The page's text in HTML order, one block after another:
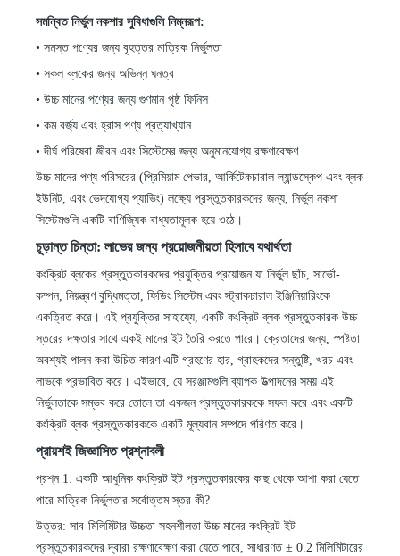
সমন্বিত নির্ভুল নকশার সুবিধাগুলি নিম্নরূপ:
• সমস্ত পণ্যের জন্য বৃহত্তর মাত্রিক নির্ভুলতা
• সকল ব্লকের জন্য অভিন্ন ঘনত্ব
• উচ্চ মানের পণ্যের জন্য গুণমান পৃষ্ঠ ফিনিস
• কম বর্জ্য এবং হ্রাস পণ্য প্রত্যাখ্যান
•দীর্ঘ পরিষেবা জীবন এবং সিস্টেমের জন্য অনুমানযোগ্য রক্ষণাবেক্ষণ
উচ্চ মানের পণ্য পরিসরের (প্রিমিয়াম পেভার, আর্কিটেকচারাল ল্যান্ডস্কেপ এবং ব্লক
ইউনিট, এবং ভেদযোগ্য প্যাভিং) লক্ষ্যে প্রস্তুতকারকদের জন্য, নির্ভুল নকশা
সিস্টেমগুলি একটি বাণিজ্যিক বাধ্যতামূলক হয়ে ওঠে।
চূড়ান্ত চিন্তা: লাভের জন্য প্রয়োজনীয়তা হিসাবে যথার্থতা
কংক্রিট ব্লকের প্রস্তুতকারকদের প্রযুক্তির প্রয়োজন যা নির্ভুল ছাঁচ, সার্ভো-
কম্পন, নিয়ন্ত্রণ বুদ্ধিমত্তা, ফিডিং সিস্টেম এবং স্ট্রাকচারাল ইঞ্জিনিয়ারিংকে
একত্রিত করে। এই প্রযুক্তির সাহায্যে, একটি কংক্রিট ব্লক প্রস্তুতকারক উচ্চ
স্তরের দক্ষতার সাথে একই মানের ইট তৈরি করতে পারে। ক্রেতাদের জন্য, স্পষ্টতা
অবশ্যই পালন করা উচিত কারণ এটি গ্রহণের হার, গ্রাহকদের সন্তুষ্টি, খরচ এবং
লাভকে প্রভাবিত করে। এইভাবে, যে সরঞ্জামগুলি ব্যাপক উত্পাদনের সময় এই
নির্ভুলতাকে সম্ভব করে তোলে তা একজন প্রস্তুতকারককে সফল করে এবং একটি
কংক্রিট ব্লক প্রস্তুতকারককে একটি মূল্যবান সম্পদে পরিণত করে।
প্রায়শই জিজ্ঞাসিত প্রশ্নাবলী
প্রশ্ন 1: একটি আধুনিক কংক্রিট ইট প্রস্তুতকারকের কাছ থেকে আশা করা যেতে
পারে মাত্রিক নির্ভুলতার সর্বোত্তম স্তর কী?
উত্তর: সাব-মিলিমিটার উচ্চতা সহনশীলতা উচ্চ মানের কংক্রিট ইট
প্রস্তুতকারকদের দ্বারা রক্ষণাবেক্ষণ করা যেতে পারে, সাধারণত ± 0.2 মিলিমিটারের